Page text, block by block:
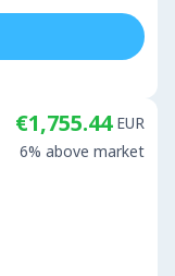
€1,755.44 EUR
6% above market